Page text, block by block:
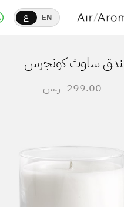
ع EN
ساوث كونجرس
299.00 ر.س